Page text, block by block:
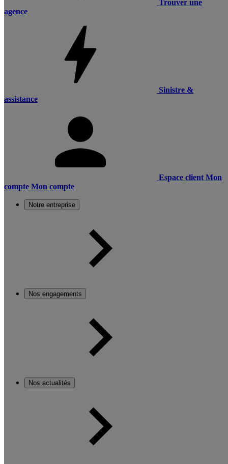
Trouver une
agence
Sinistre &
assistance
Espace client Mon
compte Mon compte
Notre entreprise
Nos engagements
Nos actualités